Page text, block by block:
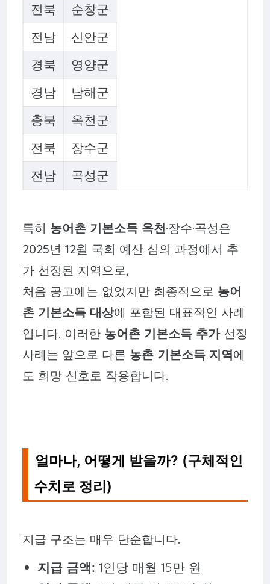
전북
순창군
전남
신안군
경북
영양군
경남
남해군
충북
옥천군
전북
장수군
전남
곡성군
특히 농어촌 기본소득 옥천·장수·곡성은
2025년 12월 국회 예산 심의 과정에서 추
가 선정된 지역으로,
처음 공고에는 없었지만 최종적으로 농어
촌 기본소득 대상에 포함된 대표적인 사례
입니다. 이러한 농어촌 기본소득 추가선정
사례는 앞으로 다른 농촌 기본소득 지역에
도 희망 신호로 작용합니다.
얼마나, 어떻게 받을까? (구체적인
수치로 정리)
지급 구조는 매우 단순합니다.
지급 금액: 1인당 매월 15만 원